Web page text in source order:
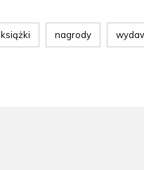
książki nagrody